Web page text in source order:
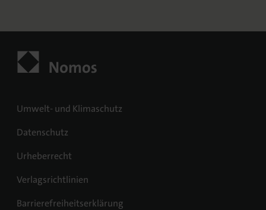
Umwelt- und Klimaschutz
Datenschutz
Urheberrecht
Verlagsrichtlinien
Barrierefreiheitserklärung